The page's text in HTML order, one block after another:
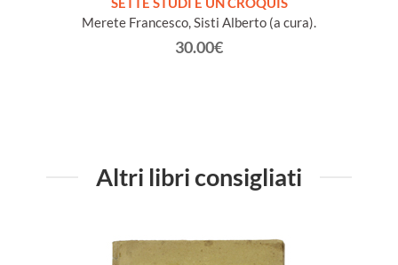
Merete Francesco, Sisti Alberto (a cura).
30.00€
Altri libri consigliati